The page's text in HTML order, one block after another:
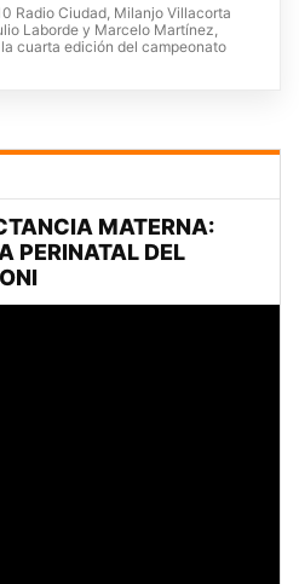
Radio Ciudad, Milanjo Villacorta
Laborde y Marcelo Martínez,
cuarta edición del campeonato